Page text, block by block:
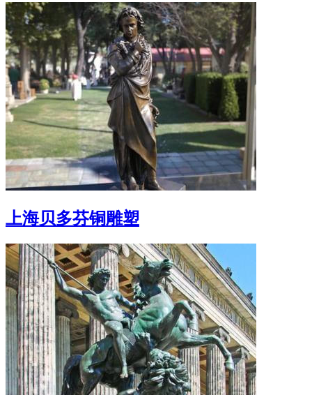
上海贝多芬铜雕塑